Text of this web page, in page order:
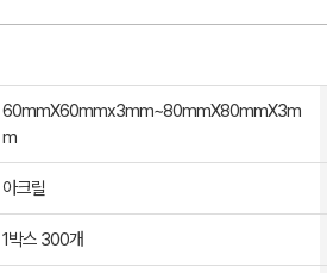
60mmX60mmx3mm~80mmX80mmX3m
m
아크릴
1박스 300개